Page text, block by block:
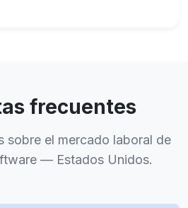
frecuentes
sobre el mercado laboral de
— Estados Unidos.